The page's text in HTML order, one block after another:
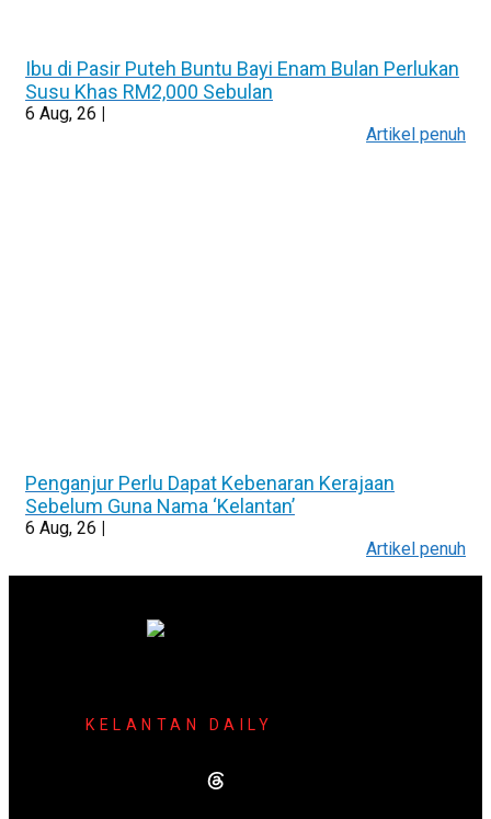
Ibu di Pasir Puteh Buntu Bayi Enam Bulan Perlukan
Susu Khas RM2,000 Sebulan
6 Aug, 26 |
Artikel penuh
Penganjur Perlu Dapat Kebenaran Kerajaan
Sebelum Guna Nama ‘Kelantan’
6 Aug, 26
Artikel penuh
KELANTAN DAILY